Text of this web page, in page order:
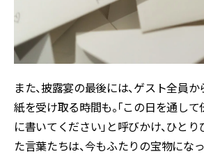
また、披露宴の最後には、ゲスト全員
紙を受け取る時間も。「この日を通し
に書いてください」と呼びかけ、ひと
た言葉たちは、今もふたりの宝物になっ